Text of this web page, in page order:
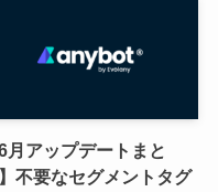
6月アップデートまと
不要なセグメントタグ